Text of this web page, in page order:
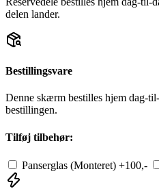
delen lander.
Bestillingsvare
Denne skærm bestilles hjem dag-
bestillingen.
Tilføj tilbehør:
Panserglas (Monteret) +100,-